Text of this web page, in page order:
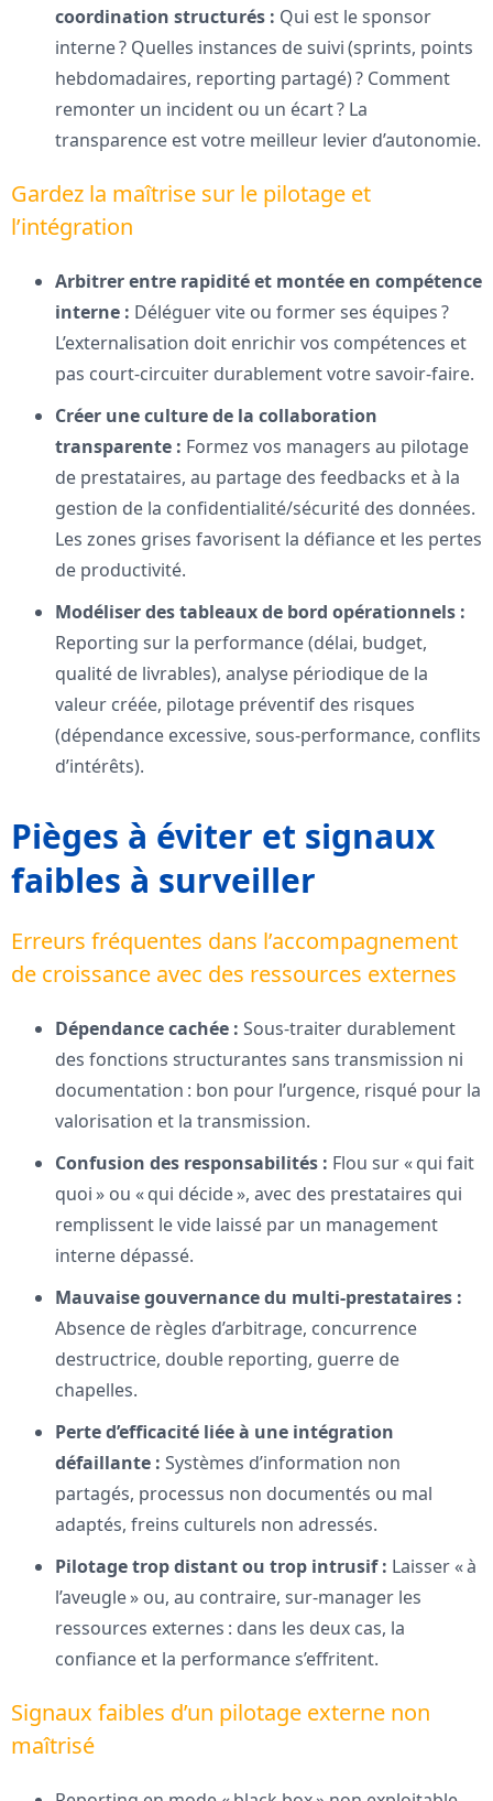
coordination structurés : Qui est le sponsor
interne ? Quelles instances de suivi (sprints, points
hebdomadaires, reporting partagé) ? Comment
remonter un incident ou un écart ? La
transparence est votre meilleur levier d’autonomie.
Gardez la maîtrise sur le pilotage et
l’intégration
Arbitrer entre rapidité et montée en compétence
interne : Déléguer vite ou former ses équipes ?
L’externalisation doit enrichir vos compétences et
pas court-circuiter durablement votre savoir-faire.
Créer une culture de la collaboration
transparente : Formez vos managers au pilotage
de prestataires, au partage des feedbacks et à la
gestion de la confidentialité/sécurité des données.
Les zones grises favorisent la défiance et les pertes
de productivité.
Modéliser des tableaux de bord opérationnels :
Reporting sur la performance (délai, budget,
qualité de livrables), analyse périodique de la
valeur créée, pilotage préventif des risques
(dépendance excessive, sous-performance, conflits
d’intérêts).
Pièges à éviter et signaux
faibles à surveiller
Erreurs fréquentes dans l’accompagnement
de croissance avec des ressources externes
Dépendance cachée : Sous-traiter durablement
des fonctions structurantes sans transmission ni
documentation : bon pour l’urgence, risqué pour la
valorisation et la transmission.
Confusion des responsabilités : Flou sur « qui fait
quoi » ou « qui décide », avec des prestataires qui
remplissent le vide laissé par un management
interne dépassé.
Mauvaise gouvernance du multi-prestataires :
Absence de règles d’arbitrage, concurrence
destructrice, double reporting, guerre de
chapelles.
Perte d’efficacité liée à une intégration
défaillante : Systèmes d’information non
partagés, processus non documentés ou mal
adaptés, freins culturels non adressés.
Pilotage trop distant ou trop intrusif : Laisser « à
l’aveugle » ou, au contraire, sur-manager les
ressources externes : dans les deux cas, la
confiance et la performance s’effritent.
Signaux faibles d’un pilotage externe non
maîtrisé